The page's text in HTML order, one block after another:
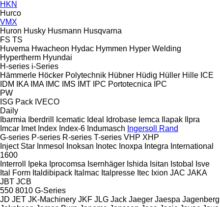
HKN
Hurco
VMX
Huron Husky Husmann Husqvarna
FS TS
Huvema Hwacheon Hydac Hymmen Hyper Welding
Hypertherm Hyundai
H-series i-Series
Hämmerle Höcker Polytechnik Hübner Hüdig Hüller Hille ICE
IDM
IKA IMA IMC IMS IMT IPC Portotecnica
IPC
PW
ISG Pack IVECO
Daily
Ibarmia
Iberdrill Icematic Ideal Idrobase Iemca Ilapak
Ilpra
Imcar Imet Index Index-6 Indumasch Ingersoll Rand
G-series P-series R-series T-series VHP XHP
Inject Star Inmesol Inoksan Inotec Inoxpa Integra International
1600
Interroll
Ipeka Iprocomsa Isernhäger Ishida Isitan Istobal
Isve
Ital Form Italdibipack Italmac Italpresse Itec Ixion JAC JAKA
JBT JCB
550 8010 G-Series
JD JET JK-Machinery JKF JLG Jack Jaeger Jaespa Jagenberg